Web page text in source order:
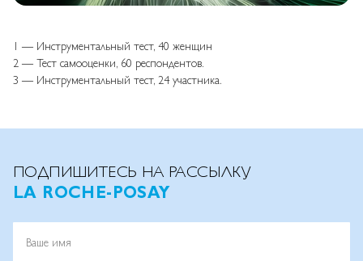
1 — Инструментальный тест, 40 женщин
2 — Тест самооценки, 60 респондентов.
3 — Инструментальный тест, 24 участника.
ПОДПИШИТЕСЬ НА РАССЫЛКУ
LA ROCHE-POSAY
Ваше имя